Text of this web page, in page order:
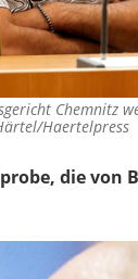
Chemnitz
Haertelpress
die von